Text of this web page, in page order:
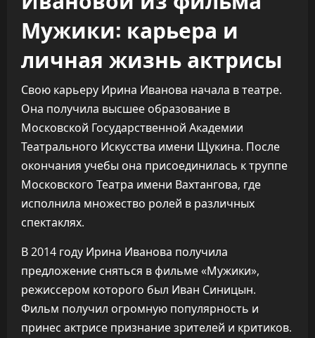
Мужики: карьера и
личная жизнь актрисы
Свою карьеру Ирина Иванова начала в театре.
Она получила высшее образование в
Московской Государственной Академии
Театрального Искусства имени Щукина. После
окончания учебы она присоединилась к труппе
Московского Театра имени Вахтангова, где
исполнила множество ролей в различных
спектаклях.
В 2014 году Ирина Иванова получила
предложение сняться в фильме «Мужики»,
режиссером которого был Иван Синицын.
Фильм получил огромную популярность и
принес актрисе признание зрителей и критиков.